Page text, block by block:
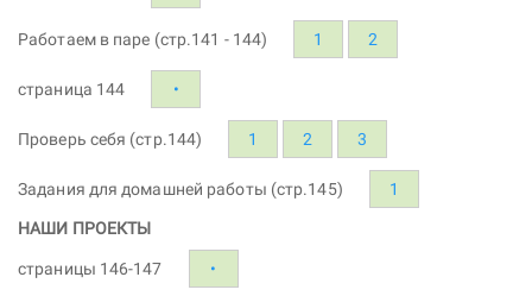
Работаем в паре (стр.141 - 144) 1 2
страница 144 •
Проверь себя (стр.144) 1 2 3
Задания для домашней работы (стр.145) 1
НАШИ ПРОЕКТЫ
страницы 146-147 •